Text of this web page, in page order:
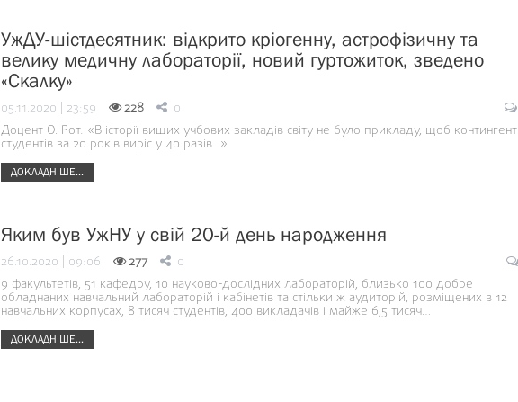
УжДУ-шістдесятник: відкрито кріогенну, астрофізичну та
велику медичну лабораторії, новий гуртожиток, зведено
«Скалку»
05.11.2020 | 23:59 228 0
Доцент О. Рот: «В історії вищих учбових закладів світу не було прикладу, щоб контингент
студентів за 20 років виріс у 40 разів...»
ДОКЛАДНІШЕ...
Яким був УжНУ у свій 20-й день народження
26.10.2020 | 09:06 277 0
9 факультетів, 51 кафедру, 10 науково-дослідних лабораторій, близько 100 добре
обладнаних навчальний лабораторій і кабінетів та стільки ж аудиторій, розміщених в 12
навчальних корпусах, 8 тисяч студентів, 400 викладачів і майже 6,5 тисяч…
ДОКЛАДНІШЕ...